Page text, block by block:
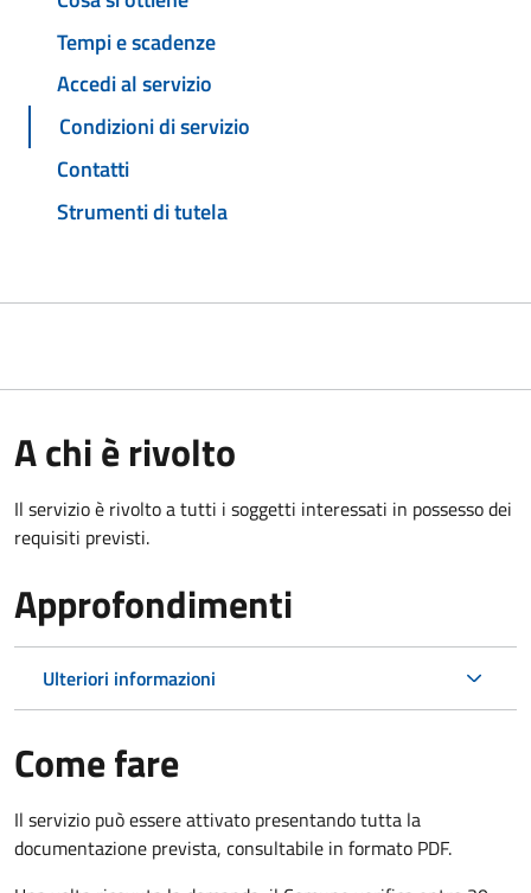
Tempi e scadenze
Accedi al servizio
Condizioni di servizio
Contatti
Strumenti di tutela
A chi è rivolto
Il servizio è rivolto a tutti i soggetti interessati in possesso dei
requisiti previsti.
Approfondimenti
Ulteriori informazioni
Come fare
Il servizio può essere attivato presentando tutta la
documentazione prevista, consultabile in formato PDF.